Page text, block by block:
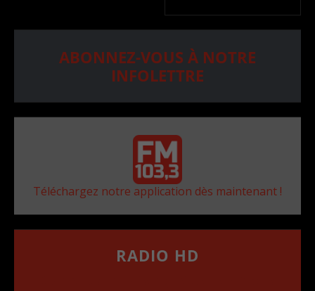
ABONNEZ-VOUS À NOTRE
INFOLETTRE
Téléchargez notre application dès maintenant !
RADIO HD